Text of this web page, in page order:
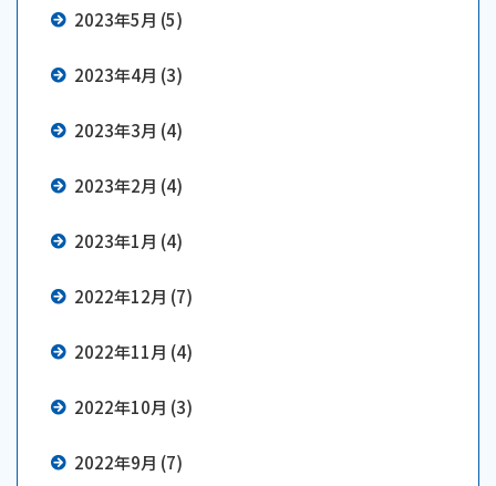
2023年5月 (5)
2023年4月 (3)
2023年3月 (4)
2023年2月 (4)
2023年1月 (4)
2022年12月 (7)
2022年11月 (4)
2022年10月 (3)
2022年9月 (7)